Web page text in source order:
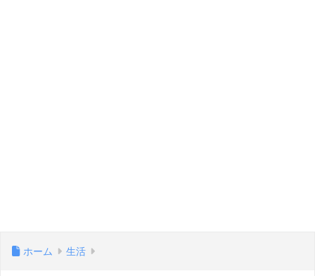
ホーム 生活